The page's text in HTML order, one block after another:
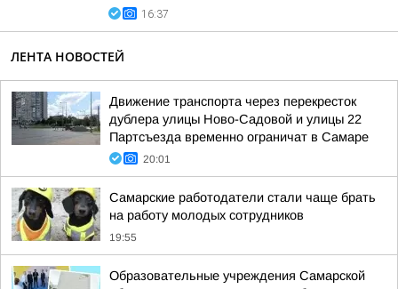
16:37
ЛЕНТА НОВОСТЕЙ
Движение транспорта через перекресток
дублера улицы Ново-Садовой и улицы 22
Партсъезда временно ограничат в Самаре
20:01
Самарские работодатели стали чаще брать
на работу молодых сотрудников
19:55
Образовательные учреждения Самарской